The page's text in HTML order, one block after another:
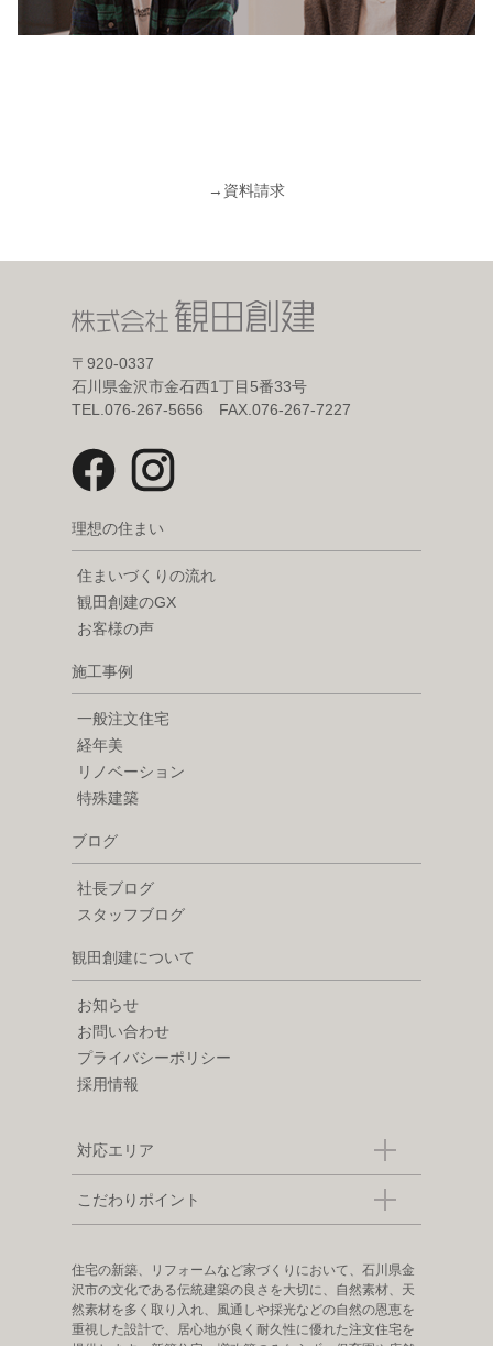
→ 資料請求
〒920-0337
石川県金沢市金石西1丁目5番33号
TEL.076-267-5656 FAX.076-267-7227
理想の住まい
住まいづくりの流れ
観田創建のGX
お客様の声
施工事例
一般注文住宅
経年美
リノベーション
特殊建築
ブログ
社長ブログ
スタッフブログ
観田創建について
お知らせ
お問い合わせ
プライバシーポリシー
採用情報
対応エリア
こだわりポイント
住宅の新築、リフォームなど家づくりにおいて、石川県金
沢市の文化である伝統建築の良さを大切に、自然素材、天
然素材を多く取り入れ、風通しや採光などの自然の恩恵を
重視した設計で、居心地が良く耐久性に優れた注文住宅を